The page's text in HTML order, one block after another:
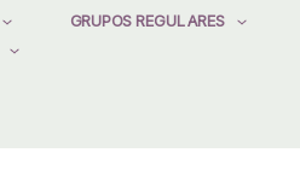
GRUPOS REGULARES